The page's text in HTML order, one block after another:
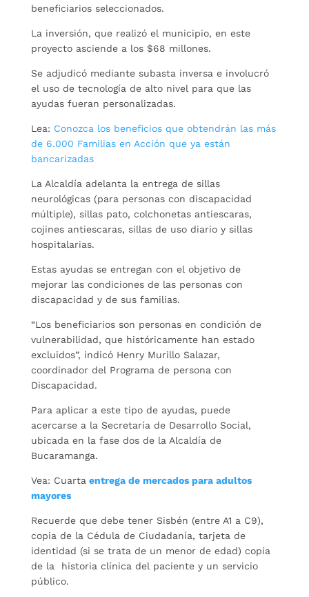
beneficiarios seleccionados.
La inversión, que realizó el municipio, en este
proyecto asciende a los $68 millones.
Se adjudicó mediante subasta inversa e involucró
el uso de tecnología de alto nivel para que las
ayudas fueran personalizadas.
Lea: Conozca los beneficios que obtendrán las más
de 6.000 Familias en Acción que ya están
bancarizadas
La Alcaldía adelanta la entrega de sillas
neurológicas (para personas con discapacidad
múltiple), sillas pato, colchonetas antiescaras,
cojines antiescaras, sillas de uso diario y sillas
hospitalarias.
Estas ayudas se entregan con el objetivo de
mejorar las condiciones de las personas con
discapacidad y de sus familias.
“Los beneficiarios son personas en condición de
vulnerabilidad, que históricamente han estado
excluidos”, indicó Henry Murillo Salazar,
coordinador del Programa de persona con
Discapacidad.
Para aplicar a este tipo de ayudas, puede
acercarse a la Secretaría de Desarrollo Social,
ubicada en la fase dos de la Alcaldía de
Bucaramanga.
Vea: Cuarta entrega de mercados para adultos
mayores
Recuerde que debe tener Sisbén (entre A1 a C9),
copia de la Cédula de Ciudadanía, tarjeta de
identidad (si se trata de un menor de edad) copia
de la historia clínica del paciente y un servicio
público.